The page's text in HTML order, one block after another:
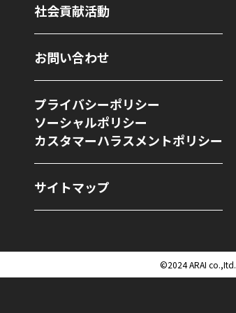
社会貢献活動
お問い合わせ
プライバシーポリシー
ソーシャルポリシー
カスタマーハラスメントポリシー
サイトマップ
©︎2024 ARAI co.,Itd.